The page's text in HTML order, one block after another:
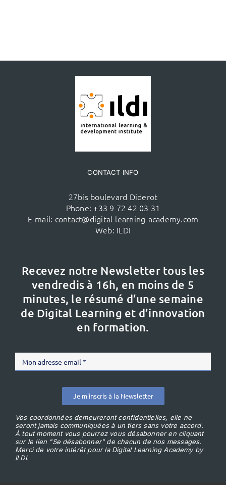
CONTACT INFO
27bis boulevard Diderot
Phone: +33 9 72 42 03 31
E-mail: contact@digital-learning-academy.com
Web: ILDI
Recevez notre Newsletter tous les
vendredis à 16h, en moins de 5
minutes, le résumé d’une semaine
de Digital Learning et d’innovation
en formation.
Je m'inscris à la Newsletter
Vos coordonnées demeureront confidentielles, elle ne
seront jamais communiquées à un tiers sans votre accord.
À tout moment vous pourrez vous désabonner en cliquant
sur le lien "Se désabonner" de chacun de nos messages.
Merci de votre intérêt pour la Digital Learning Academy by
ILDI.